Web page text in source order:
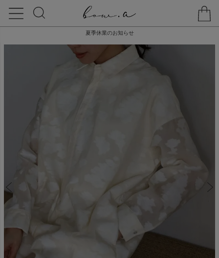
夏季休業のお知らせ
【20% off】SHIRTS ALL IN ONE